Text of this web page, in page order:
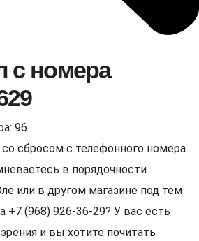
с номера
96
сбросом с телефонного номера
в порядочности
или в другом магазине под тем
(968) 926-36-29? У вас есть
и вы хотите почитать